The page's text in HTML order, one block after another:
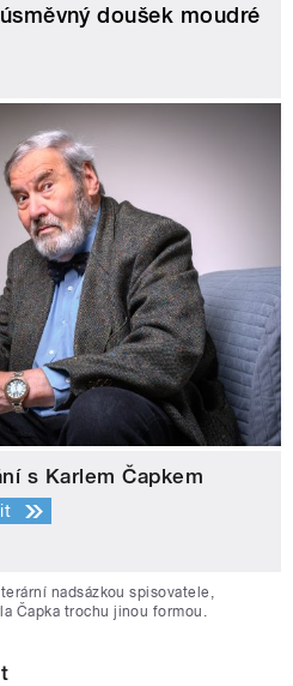
doušek moudré
s Karlem Čapkem
nadsázkou spisovatele,
Čapka trochu jinou formou.